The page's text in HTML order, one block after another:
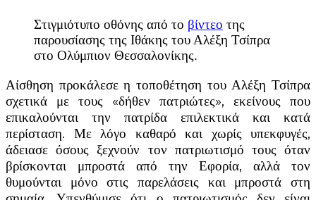
Στιγμιότυπο οθόνης από το βίντεο της
παρουσίασης της Ιθάκης του Αλέξη Τσίπρα
στο Ολύμπιον Θεσσαλονίκης.
Αίσθηση προκάλεσε η τοποθέτηση του Αλέξη Τσίπρα
σχετικά με τους «δήθεν πατριώτες», εκείνους που
επικαλούνται την πατρίδα επιλεκτικά και κατά
περίσταση. Με λόγο καθαρό και χωρίς υπεκφυγές,
άδειασε όσους ξεχνούν τον πατριωτισμό τους όταν
βρίσκονται μπροστά από την Εφορία, αλλά τον
θυμούνται μόνο στις παρελάσεις και μπροστά στη